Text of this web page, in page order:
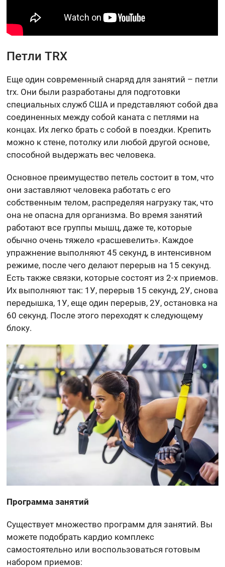
Петли TRX
Еще один современный снаряд для занятий – петли
trx. Они были разработаны для подготовки
специальных служб США и представляют собой два
соединенных между собой каната с петлями на
концах. Их легко брать с собой в поездки. Крепить
можно к стене, потолку или любой другой основе,
способной выдержать вес человека.
Основное преимущество петель состоит в том, что
они заставляют человека работать с его
собственным телом, распределяя нагрузку так, что
она не опасна для организма. Во время занятий
работают все группы мышц, даже те, которые
обычно очень тяжело «расшевелить». Каждое
упражнение выполняют 45 секунд, в интенсивном
режиме, после чего делают перерыв на 15 секунд.
Есть также связки, которые состоят из 2-х приемов.
Их выполняют так: 1У, перерыв 15 секунд, 2У, снова
передышка, 1У, еще один перерыв, 2У, остановка на
60 секунд. После этого переходят к следующему
блоку.
Программа занятий
Существует множество программ для занятий. Вы
можете подобрать кардио комплекс
самостоятельно или воспользоваться готовым
набором приемов: